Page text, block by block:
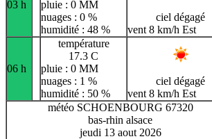
03 h
pluie : 0 MM
nuages : 0 %
humidité : 48 %
ciel dégagé
vent 8 km/h Est
06 h
température
17.3 C
pluie : 0 MM
nuages : 1 %
humidité : 50 %
ciel dégagé
vent 8 km/h Est
météo SCHOENBOURG 67320
bas-rhin alsace
jeudi 13 aout 2026